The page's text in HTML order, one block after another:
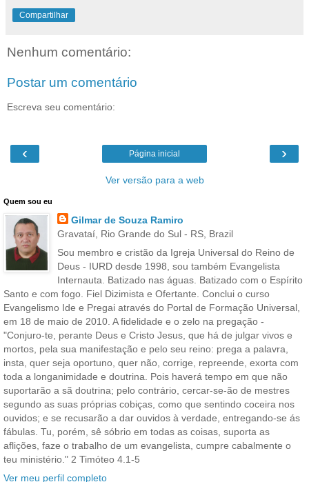
Compartilhar
Nenhum comentário:
Postar um comentário
Escreva seu comentário:
‹ ›
Página inicial
Ver versão para a web
Quem sou eu
Gilmar de Souza Ramiro
Gravataí, Rio Grande do Sul - RS, Brazil
Sou membro e cristão da Igreja Universal do Reino de
Deus - IURD desde 1998, sou também Evangelista
Internauta. Batizado nas águas. Batizado com o Espírito
Santo e com fogo. Fiel Dizimista e Ofertante. Conclui o curso
Evangelismo Ide e Pregai através do Portal de Formação Universal,
em 18 de maio de 2010. A fidelidade e o zelo na pregação -
"Conjuro-te, perante Deus e Cristo Jesus, que há de julgar vivos e
mortos, pela sua manifestação e pelo seu reino: prega a palavra,
insta, quer seja oportuno, quer não, corrige, repreende, exorta com
toda a longanimidade e doutrina. Pois haverá tempo em que não
suportarão a sã doutrina; pelo contrário, cercar-se-ão de mestres
segundo as suas próprias cobiças, como que sentindo coceira nos
ouvidos; e se recusarão a dar ouvidos à verdade, entregando-se ás
fábulas. Tu, porém, sê sóbrio em todas as coisas, suporta as
aflições, faze o trabalho de um evangelista, cumpre cabalmente o
teu ministério." 2 Timóteo 4.1-5
Ver meu perfil completo